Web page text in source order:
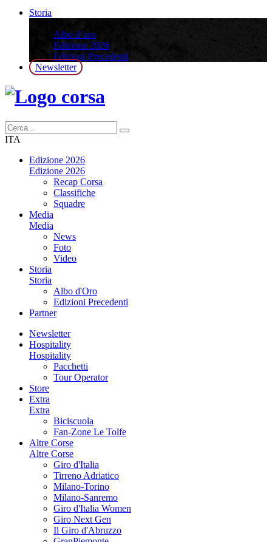
Storia
Albo d’oro
Edizione 2026
Edizioni Precedenti
Newsletter
ITA
Edizione 2026
Edizione 2026
Recap Corsa
Classifiche
Squadre
Media
Media
News
Foto
Video
Storia
Storia
Albo d'Oro
Edizioni Precedenti
Partner
Newsletter
Hospitality
Hospitality
Pacchetti
Tour Operator
Store
Extra
Extra
Biciscuola
Fan-Zone Le Tolfe
Altre Corse
Altre Corse
Giro d'Italia
Tirreno Adriatico
Milano-Torino
Milano-Sanremo
Giro d'Italia Women
Giro Next Gen
Il Giro d'Abruzzo